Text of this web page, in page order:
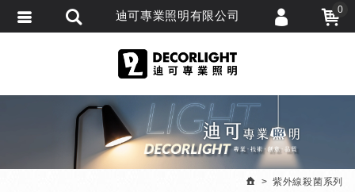
紫外線殺菌系列
迪可專業照明有限公司 0
會員註冊
忘記密碼
訂單查詢
追蹤清單